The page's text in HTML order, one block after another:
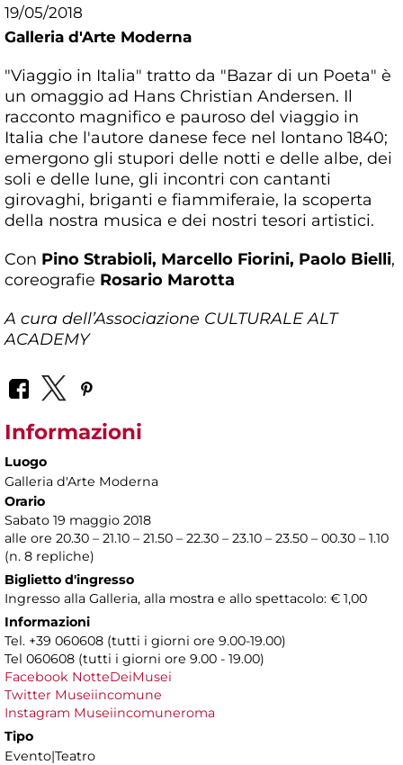
19/05/2018
Galleria d'Arte Moderna
"Viaggio in Italia" tratto da "Bazar di un Poeta" è
un omaggio ad Hans Christian Andersen. Il
racconto magnifico e pauroso del viaggio in
Italia che l'autore danese fece nel lontano 1840;
emergono gli stupori delle notti e delle albe, dei
soli e delle lune, gli incontri con cantanti
girovaghi, briganti e fiammiferaie, la scoperta
della nostra musica e dei nostri tesori artistici.
Con Pino Strabioli, Marcello Fiorini, Paolo Bielli,
coreografie Rosario Marotta
A cura dell’Associazione CULTURALE ALT
ACADEMY
Informazioni
Luogo
Galleria d'Arte Moderna
Orario
Sabato 19 maggio 2018
alle ore 20.30 – 21.10 – 21.50 – 22.30 – 23.10 – 23.50 – 00.30 – 1.10
(n. 8 repliche)
Biglietto d'ingresso
Ingresso alla Galleria, alla mostra e allo spettacolo: € 1,00
Informazioni
Tel. +39 060608 (tutti i giorni ore 9.00-19.00)
Tel 060608 (tutti i giorni ore 9.00 - 19.00)
Facebook NotteDeiMusei
Twitter Museiincomune
Instagram Museiincomuneroma
Tipo
Evento|Teatro